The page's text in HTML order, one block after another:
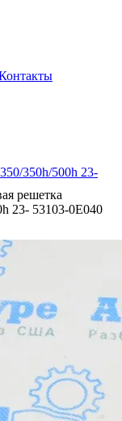
350h/500h 23-
решетка
23- 53103-0E040